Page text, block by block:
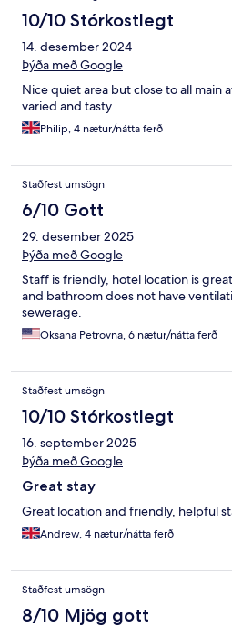
10/10 Stórkostlegt
14. desember 2024
Þýða með Google
Nice quiet area but close to all main
varied and tasty
Philip, 4 nætur/nátta ferð
Staðfest umsögn
6/10 Gott
29. desember 2025
Þýða með Google
Staff is friendly, hotel location is
and bathroom does not have
sewerage.
Oksana Petrovna, 6 nætur/nátta ferð
Staðfest umsögn
10/10 Stórkostlegt
16. september 2025
Þýða með Google
Great stay
Great location and friendly, helpful
Andrew, 4 nætur/nátta ferð
Staðfest umsögn
8/10 Mjög gott